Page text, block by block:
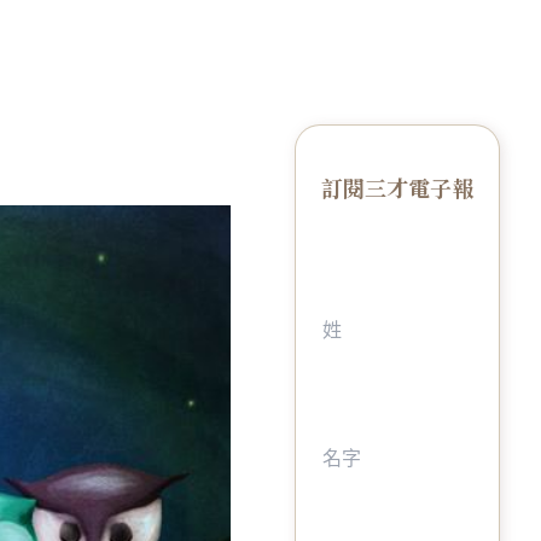
訂閱三才電子報